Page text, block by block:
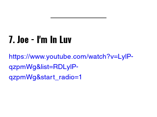
7. Joe - I'm In Luv
https://www.youtube.com/watch?v=LylP-
qzpmWg&list=RDLylP-
qzpmWg&start_radio=1